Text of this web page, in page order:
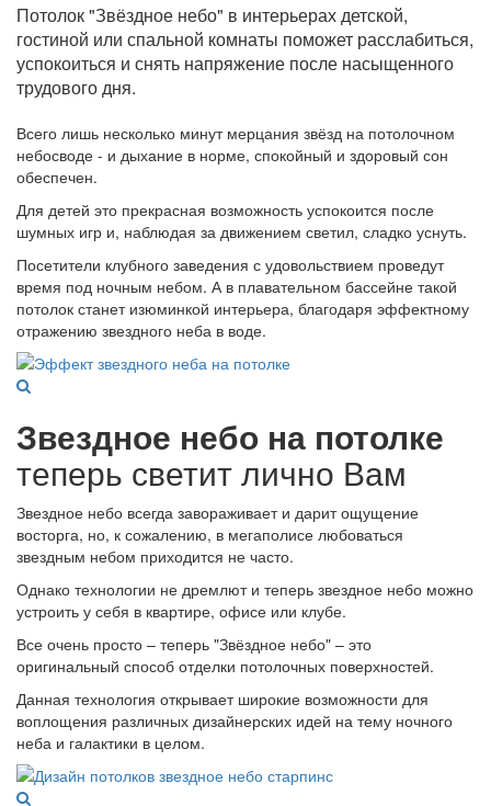
Потолок "Звёздное небо" в интерьерах детской,
гостиной или спальной комнаты поможет расслабиться,
успокоиться и снять напряжение после насыщенного
трудового дня.
Всего лишь несколько минут мерцания звёзд на потолочном
небосводе - и дыхание в норме, спокойный и здоровый сон
обеспечен.
Для детей это прекрасная возможность успокоится после
шумных игр и, наблюдая за движением светил, сладко уснуть.
Посетители клубного заведения с удовольствием проведут
время под ночным небом. А в плавательном бассейне такой
потолок станет изюминкой интерьера, благодаря эффектному
отражению звездного неба в воде.
Звездное небо на потолке
теперь светит лично Вам
Звездное небо всегда завораживает и дарит ощущение
восторга, но, к сожалению, в мегаполисе любоваться
звездным небом приходится не часто.
Однако технологии не дремлют и теперь звездное небо можно
устроить у себя в квартире, офисе или клубе.
Все очень просто – теперь "Звёздное небо" – это
оригинальный способ отделки потолочных поверхностей.
Данная технология открывает широкие возможности для
воплощения различных дизайнерских идей на тему ночного
неба и галактики в целом.